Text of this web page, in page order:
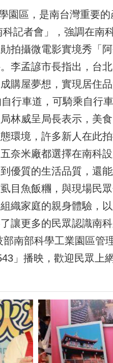
園區，是南台灣重要
記者會」，強調在南
拍攝微電影實境秀「
李孟諺市長指出，台
購屋夢想，實現居住
行車道，可騎乘自行
林威呈局長表示，美
環境，許多新人在此
奈米廠都選擇在南科
優質的生活品質，還
目魚飯糰，與現場民
織家庭的親身體驗，
讓更多的民眾認識南
南部科學工業園區管
」播映，歡迎民眾上網